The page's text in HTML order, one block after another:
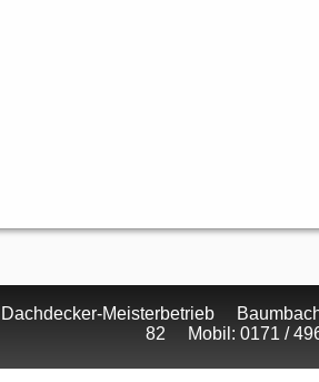
Meisterbetrieb
82 Mobil: 0171 /